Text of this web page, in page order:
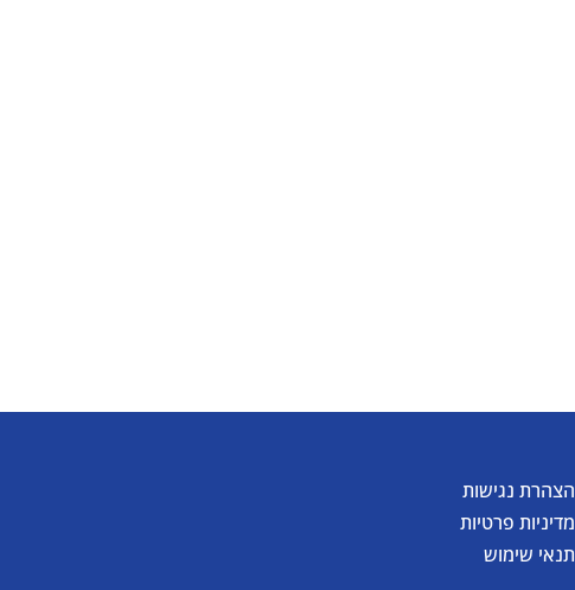
להורדת קטלוג
הצהרת נגישות
מדיניות פרטיות
תנאי שימוש